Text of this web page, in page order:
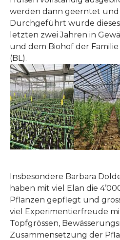
werden dann geerntet und
Durchgeführt wurde
letzten zwei Jahren in
und dem Biohof der
(BL).
Insbesondere Barbara
haben mit viel Elan die
Pflanzen gepflegt und
viel Experimentierfreude
Topfgrössen,
Zusammensetzung der